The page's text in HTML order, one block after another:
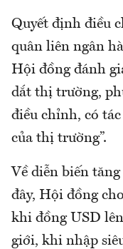
Quyết định điều
quân liên ngân
Hội đồng đánh
dắt thị trường,
điều chỉnh, có
của thị trường”.
Về diễn biến
đây, Hội đồng
khi đồng USD
giới, khi nhập